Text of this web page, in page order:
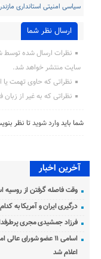
سیاسی امنیتی استانداری
ارسال نظر شما
نظرات ارسال شده توسط
سایت منتشر خواهد شد.
نظراتی که حاوی تهمت یا
نظراتی که به غیر از
شما بایدوارد شویدتا نظر
آخرین اخبار
وقت فاصله گرفتن از روسیه
درگیری ایران و آمریکا به
فرزاد جمشیدی مجری
اسامی ۱۱ عضو شورای
اعلام شد